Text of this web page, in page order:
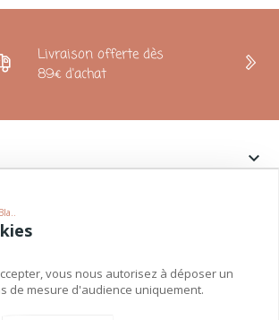
vous nous autorisez à déposer un
de mesure d'audience uniquement.
Livraison offerte dès
89€ d'achat
keyboard_arrow_down
Souris